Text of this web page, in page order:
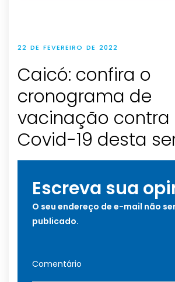
22 DE FEVEREIRO DE 2022
Caicó: confira o
cronograma de
vacinação contra
Covid-19 desta
Escreva sua
O seu endereço de e-mail não
publicado.
Comentário